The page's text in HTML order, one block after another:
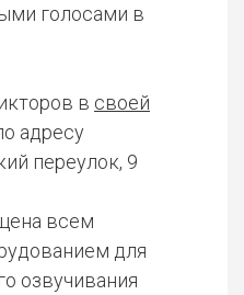
голосами в
в своей
адресу
переулок, 9
всем
для
озвучивания